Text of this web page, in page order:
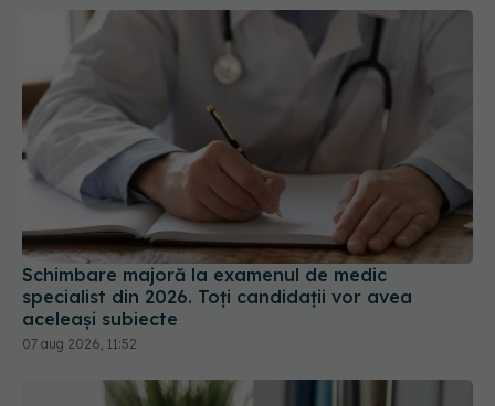
Schimbare majoră la examenul de medic
specialist din 2026. Toți candidații vor avea
aceleași subiecte
07 aug 2026, 11:52